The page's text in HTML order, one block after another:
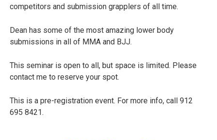
competitors and submission grapplers of all time.
Dean has some of the most amazing lower body
submissions in all of MMA and BJJ.
This seminar is open to all, but space is limited. Please
contact me to reserve your spot.
This is a pre-registration event. For more info, call 912
695 8421.